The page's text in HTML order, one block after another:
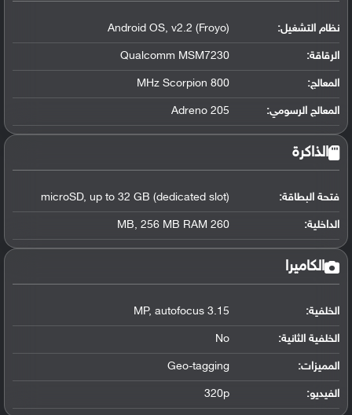
نظام التشغيل:
Android OS, v2.2 (Froyo)
الرقاقة:
Qualcomm MSM7230
المعالج:
800 MHz Scorpion
المعالج الرسومي:
Adreno 205
الذاكرة
فتحة البطاقة: microSD, up to 32 GB (dedicated slot)
الداخلية: 260 MB, 256 MB RAM
الكاميرا
الخلفية: 3.15 MP, autofocus
الخلفية الثانية: No
المميزات: Geo-tagging
الفيديو: 320p